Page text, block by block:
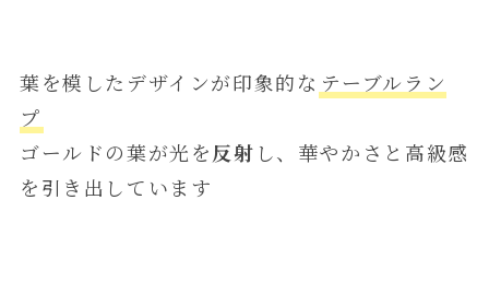
葉を模したデザインが印象的な テーブルラン
プ
ゴールドの葉が光を反射 し、華やかさと高級感
を引き出しています